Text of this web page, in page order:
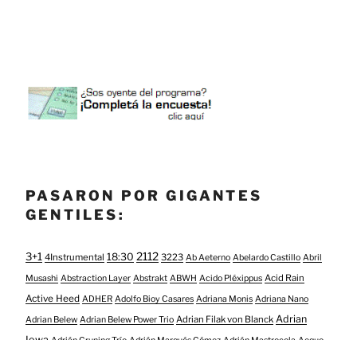
PASARON POR GIGANTES
GENTILES:
3+1 4Instrumental 18:30 2112 3223 Ab Aeterno Abelardo Castillo Abril
Musashi Abstraction Layer Abstrakt ABWH Acido Pléxippus Acid Rain
Active Heed ADHER Adolfo Bioy Casares Adriana Monis Adriana Nano
Adrian Belew Adrian Belew Power Trio Adrian Filak von Blanck Adrian